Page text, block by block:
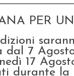
PER
dal 7
17
durante la